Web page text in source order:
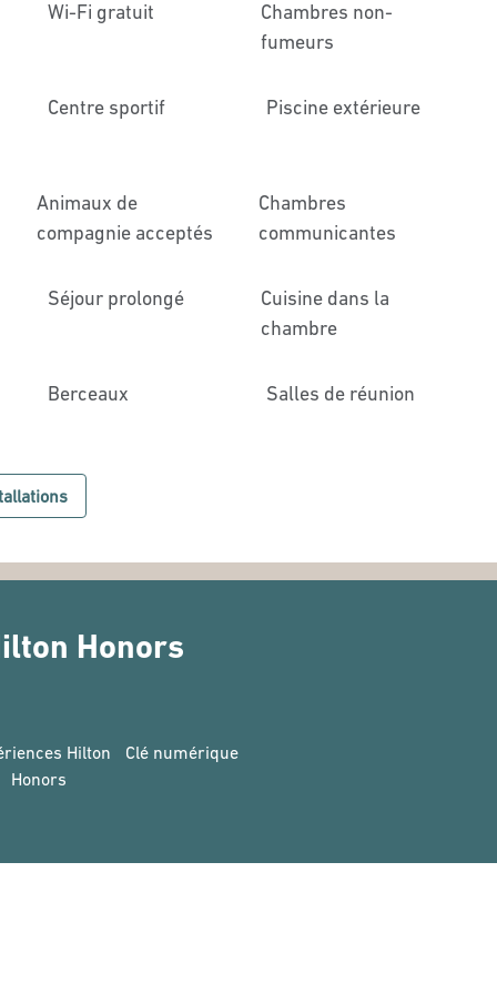
Wi-Fi gratuit
Chambres non-
fumeurs
Centre sportif Piscine extérieure
Animaux de
compagnie acceptés
Chambres
communicantes
Séjour prolongé
Cuisine dans la
chambre
Berceaux Salles de réunion
Honors
Hilton
Honors
Clé numérique